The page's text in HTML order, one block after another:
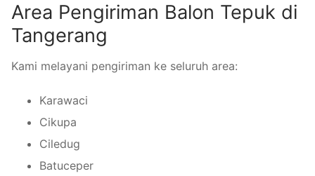
Area Pengiriman Balon Tepuk di
Tangerang
Kami melayani pengiriman ke seluruh area:
Karawaci
Cikupa
Ciledug
Batuceper